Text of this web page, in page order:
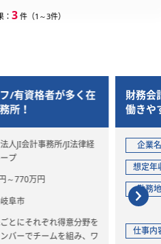
： 3件（1～3件）
/有資格者が多く在
所！
人JI会計事務所/JI法律経
プ
～770万円
阜市
とにそれぞれ得意分野を
バーでチームを組み、ワ
財務会
働き
企業
想定年
勤務
仕事内